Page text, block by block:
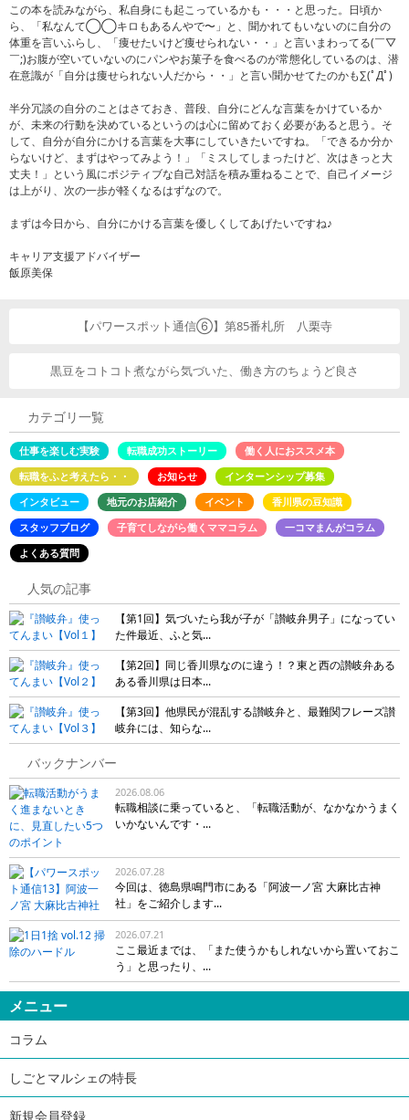
この本を読みながら、私自身にも起こっているかも・・・と思った。日頃か
ら、「私なんて◯◯キロもあるんやで〜」と、聞かれてもいないのに自分の
体重を言いふらし、「痩せたいけど痩せられない・・」と言いまわってる(￣▽
￣;)お腹が空いていないのにパンやお菓子を食べるのが常態化しているのは、潜
在意識が「自分は痩せられない人だから・・」と言い聞かせてたのかも∑(ﾟДﾟ)
半分冗談の自分のことはさておき、普段、自分にどんな言葉をかけているか
が、未来の行動を決めているというのは心に留めておく必要があると思う。そ
して、自分が自分にかける言葉を大事にしていきたいですね。「できるか分か
らないけど、まずはやってみよう！」「ミスしてしまったけど、次はきっと大
丈夫！」という風にポジティブな自己対話を積み重ねることで、自己イメージ
は上がり、次の一歩が軽くなるはずなので。
まずは今日から、自分にかける言葉を優しくしてあげたいですね♪
キャリア支援アドバイザー
飯原美保
【パワースポット通信⑥】第85番札所 八栗寺
黒豆をコトコト煮ながら気づいた、働き方のちょうど良さ
カテゴリ一覧
仕事を楽しむ実験 転職成功ストーリー
働く人におススメ本
転職をふと考えたら・・
お知らせ
インターンシップ募集
インタビュー
地元のお店紹介 イベント
香川県の豆知識
スタッフブログ
子育てしながら働くママコラム
一コマまんがコラム
よくある質問
人気の記事
【第1回】気づいたら我が子が「讃岐弁男子」になってい
た件最近、ふと気...
【第2回】同じ香川県なのに違う！？東と西の讃岐弁ある
ある香川県は日本...
【第3回】他県民が混乱する讃岐弁と、最難関フレーズ讃
岐弁には、知らな...
バックナンバー
2026.08.06
転職相談に乗っていると、「転職活動が、なかなかうまく
いかないんです・...
2026.07.28
今回は、徳島県鳴門市にある「阿波一ノ宮 大麻比古神
社」をご紹介します...
2026.07.21
ここ最近までは、「また使うかもしれないから置いておこ
う」と思ったり、...
メニュー
コラム
しごとマルシェの特長
新規会員登録